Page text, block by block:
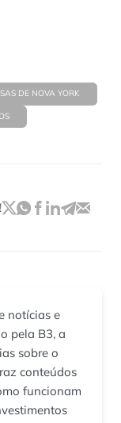
DE NOVA YORK
notícias e
pela B3, a
sobre o
conteúdos
funcionam